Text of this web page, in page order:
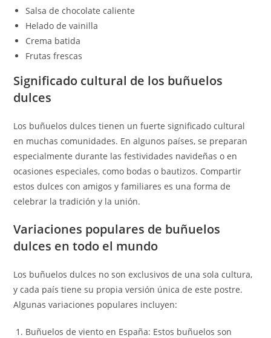
Salsa de chocolate caliente
Helado de vainilla
Crema batida
Frutas frescas
Significado cultural de los buñuelos
dulces
Los buñuelos dulces tienen un fuerte significado cultural
en muchas comunidades. En algunos países, se preparan
especialmente durante las festividades navideñas o en
ocasiones especiales, como bodas o bautizos. Compartir
estos dulces con amigos y familiares es una forma de
celebrar la tradición y la unión.
Variaciones populares de buñuelos
dulces en todo el mundo
Los buñuelos dulces no son exclusivos de una sola cultura,
y cada país tiene su propia versión única de este postre.
Algunas variaciones populares incluyen:
Buñuelos de viento en España: Estos buñuelos son